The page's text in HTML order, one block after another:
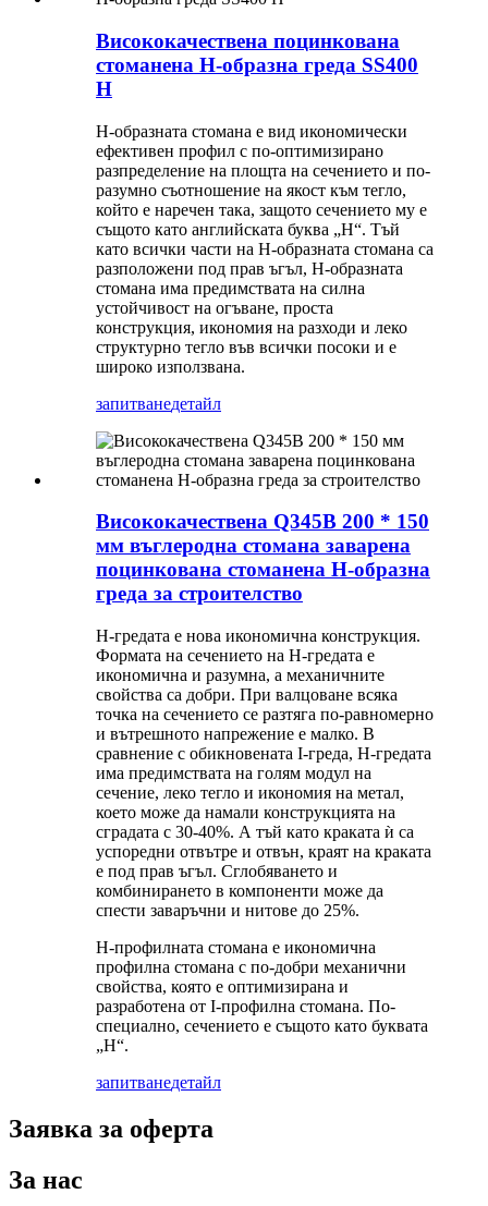
Висококачествена поцинкована
стоманена H-образна греда SS400
H
H-образната стомана е вид икономически
ефективен профил с по-оптимизирано
разпределение на площта на сечението и по-
разумно съотношение на якост към тегло,
който е наречен така, защото сечението му е
същото като английската буква „H“. Тъй
като всички части на H-образната стомана са
разположени под прав ъгъл, H-образната
стомана има предимствата на силна
устойчивост на огъване, проста
конструкция, икономия на разходи и леко
структурно тегло във всички посоки и е
широко използвана.
запитванедетайл
Висококачествена Q345B 200 * 150
мм въглеродна стомана заварена
поцинкована стоманена H-образна
греда за строителство
H-гредата е нова икономична конструкция.
Формата на сечението на H-гредата е
икономична и разумна, а механичните
свойства са добри. При валцоване всяка
точка на сечението се разтяга по-равномерно
и вътрешното напрежение е малко. В
сравнение с обикновената I-греда, H-гредата
има предимствата на голям модул на
сечение, леко тегло и икономия на метал,
което може да намали конструкцията на
сградата с 30-40%. А тъй като краката ѝ са
успоредни отвътре и отвън, краят на краката
е под прав ъгъл. Сглобяването и
комбинирането в компоненти може да
спести заваръчни и нитове до 25%.
H-профилната стомана е икономична
профилна стомана с по-добри механични
свойства, която е оптимизирана и
разработена от I-профилна стомана. По-
специално, сечението е същото като буквата
„H“.
запитванедетайл
Заявка за оферта
За нас